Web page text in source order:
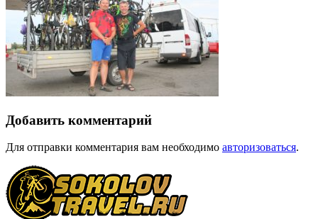
Добавить комментарий
Для отправки комментария вам необходимо авторизоваться.